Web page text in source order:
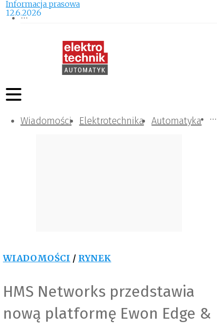
Wiadomości Elektrotechnika Automatyka
Komunikacja i IT
Kontrola
Tematy specjalne
WIADOMOŚCI / RYNEK
HMS Networks przedstawia
nową platformę Ewon Edge &
Informacja prasowa
12.6.2026